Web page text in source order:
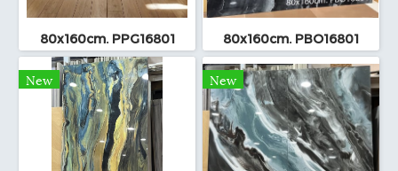
80x160cm. PPG16801 80x160cm. PBO16801
New New